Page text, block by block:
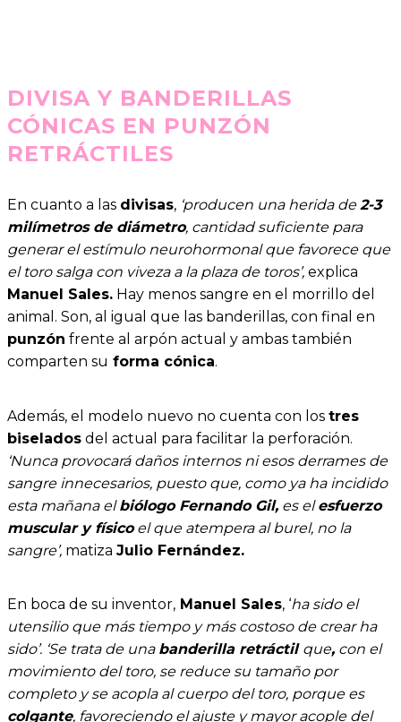
DIVISA Y BANDERILLAS
CÓNICAS EN PUNZÓN
RETRÁCTILES
En cuanto a las divisas, ‘producen una herida de2-3
milímetros de diámetro, cantidad suficiente para
generar el estímulo neurohormonal que favorece que
el toro salga con viveza a la plaza de toros’, explica
Manuel Sales. Hay menos sangre en el morrillo del
animal. Son, al igual que las banderillas, con final en
punzón frente al arpón actual y ambas también
comparten su forma cónica.
Además, el modelo nuevo no cuenta con los tres
biselados del actual para facilitar la perforación.
‘Nunca provocará daños internos ni esos derrames de
sangre innecesarios, puesto que, como ya ha incidido
esta mañana elbiólogo Fernando Gil, es elesfuerzo
muscular y físicoel que atempera al burel, no la
sangre’, matiza Julio Fernández.
En boca de su inventor, Manuel Sales, ‘ha sido el
utensilio que más tiempo y más costoso de crear ha
sido’. ‘Se trata de una banderilla retráctil que, con el
movimiento del toro, se reduce su tamaño por
completo y se acopla al cuerpo del toro, porque es
colgante, favoreciendo el ajuste y mayor acople del